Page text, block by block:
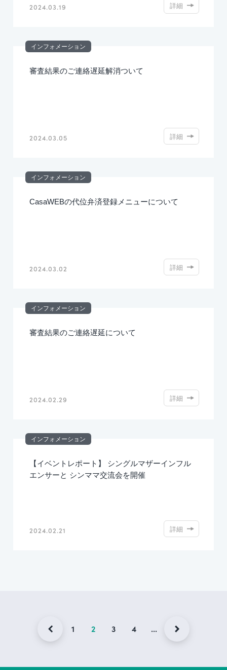
2024.03.19 詳細
インフォメーション
審査結果のご連絡遅延解消ついて
2024.03.05 詳細
インフォメーション
CasaWEBの代位弁済登録メニューについて
2024.03.02 詳細
インフォメーション
審査結果のご連絡遅延について
2024.02.29 詳細
インフォメーション
【イベントレポート】 シングルマザーインフル
エンサーと シンママ交流会を開催
2024.02.21 詳細
1 2 3 4 ...